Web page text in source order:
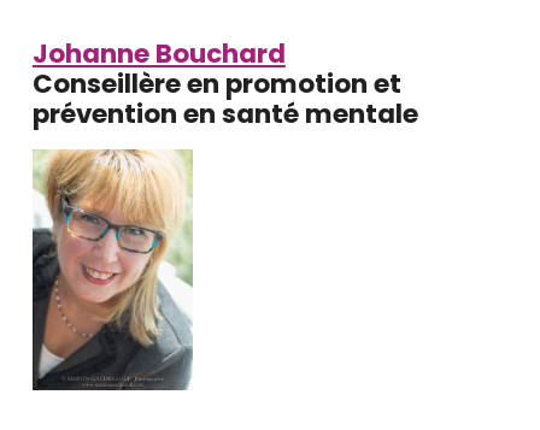
Johanne Bouchard
Conseillère en promotion et
prévention en santé mentale